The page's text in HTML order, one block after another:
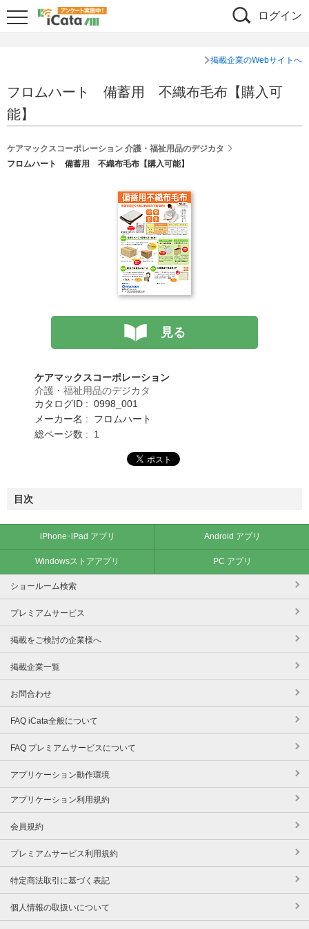
ログイン
掲載企業のWebサイトへ
フロムハート 備蓄用 不織布毛布【購入可
能】
ケアマックスコーポレーション 介護・福祉用品のデジカタ
フロムハート 備蓄用 不織布毛布【購入可能】
見る
ケアマックスコーポレーション
介護・福祉用品のデジカタ
カタログID : 0998_001
メーカー名 : フロムハート
総ページ数 : 1
目次
iPhone･iPad アプリ Android アプリ
Windowsストアアプリ PC アプリ
ショールーム検索
プレミアムサービス
掲載をご検討の企業様へ
掲載企業一覧
お問合わせ
FAQ iCata全般について
FAQ プレミアムサービスについて
アプリケーション動作環境
アプリケーション利用規約
会員規約
プレミアムサービス利用規約
特定商法取引に基づく表記
個人情報の取扱いについて